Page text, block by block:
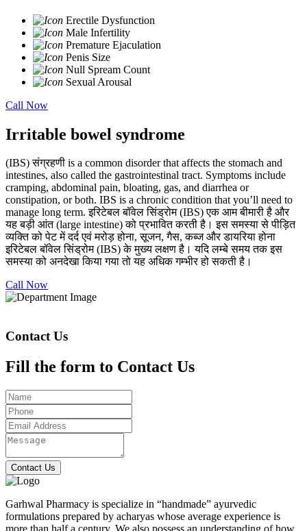
Erectile Dysfunction
Male Infertility
Premature Ejaculation
Penis Size
Null Spream Count
Sexual Arousal
Call Now
Irritable bowel syndrome
(IBS) संग्रहणी is a common disorder that affects the stomach and
intestines, also called the gastrointestinal tract. Symptoms include
cramping, abdominal pain, bloating, gas, and diarrhea or
constipation, or both. IBS is a chronic condition that you’ll need to
manage long term. इरिटेबल बॉवेल सिंड्रोम (IBS) एक आम बीमारी है और
यह बड़ी आंत (large intestine) को प्रभावित करती है। इस समस्या से पीड़ित
व्यक्ति को पेट में दर्द एवं मरोड़ होना, सूजन, गैस, कब्ज और डायरिया होना
इरिटेबल बॉवेल सिंड्रोम (IBS) के मुख्य लक्षण है। यदि लम्बे समय तक इस
समस्या को अनदेखा किया गया तो यह अधिक गम्भीर हो सकती है।
Call Now
Contact Us
Fill the form to Contact Us
Contact Us
Garhwal Pharmacy is specialize in “handmade” ayurvedic
formulations prepared by acharyas whose average experience is
more than half a century. We also possess an understanding of how